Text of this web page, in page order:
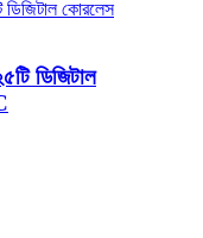
ডিজিটাল